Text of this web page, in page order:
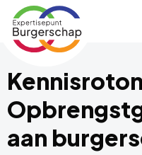
Expertisepunt
Burgerschap
aan